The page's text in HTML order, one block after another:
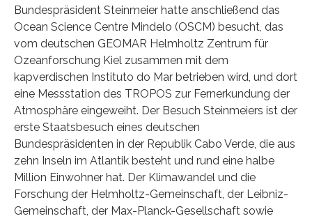
Bundespräsident Steinmeier hatte anschließend das
Ocean Science Centre Mindelo (OSCM) besucht, das
vom deutschen GEOMAR Helmholtz Zentrum für
Ozeanforschung Kiel zusammen mit dem
kapverdischen Instituto do Mar betrieben wird, und dort
eine Messstation des TROPOS zur Fernerkundung der
Atmosphäre eingeweiht. Der Besuch Steinmeiers ist der
erste Staatsbesuch eines deutschen
Bundespräsidenten in der Republik Cabo Verde, die aus
zehn Inseln im Atlantik besteht und rund eine halbe
Million Einwohner hat. Der Klimawandel und die
Forschung der Helmholtz-Gemeinschaft, der Leibniz-
Gemeinschaft, der Max-Planck-Gesellschaft sowie